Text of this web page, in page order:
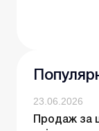
23.06.2026
Продаж за